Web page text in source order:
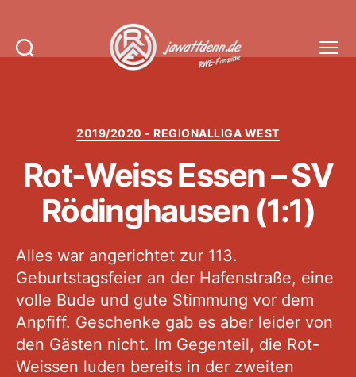
Kategorien
2019/2020 - REGIONALLIGA WEST
Rot-Weiss Essen – SV
Rödinghausen (1:1)
Alles war angerichtet zur 113.
Geburtstagsfeier an der Hafenstraße, eine
volle Bude und gute Stimmung vor dem
Anpfiff. Geschenke gab es aber leider von
den Gästen nicht. Im Gegenteil, die Rot-
Weissen luden bereits in der zweiten